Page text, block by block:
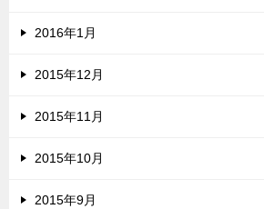
2016年1月
2015年12月
2015年11月
2015年10月
2015年9月